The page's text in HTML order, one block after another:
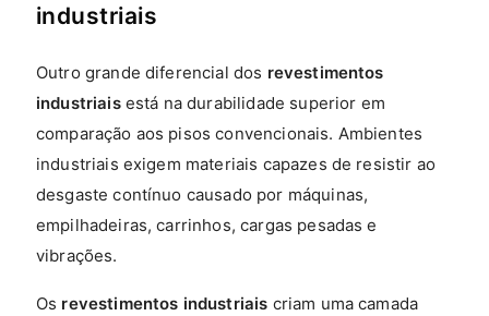
industriais
Outro grande diferencial dos revestimentos
industriaisestá na durabilidade superior em
comparação aos pisos convencionais. Ambientes
industriais exigem materiais capazes de resistir ao
desgaste contínuo causado por máquinas,
empilhadeiras, carrinhos, cargas pesadas e
vibrações.
Os revestimentos industriais criam uma camada